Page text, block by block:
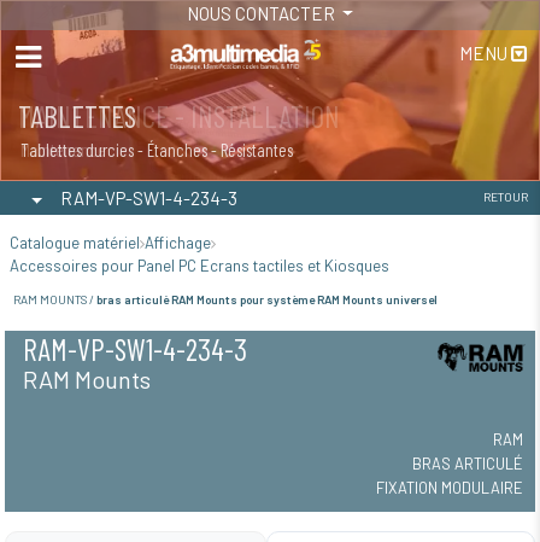
NOUS CONTACTER
MENU
MAINTENANCE - INSTALLATION
Maintenance
TABLETTES
Tablettes durcies - Étanches - Résistantes
RAM-VP-SW1-4-234-3 RETOUR
Catalogue matériel Affichage
Accessoires pour Panel PC Ecrans tactiles et Kiosques
RAM MOUNTS / bras articulé RAM Mounts pour système RAM Mounts universel
RAM-VP-SW1-4-234-3
RAM Mounts
RAM
BRAS ARTICULÉ
FIXATION MODULAIRE